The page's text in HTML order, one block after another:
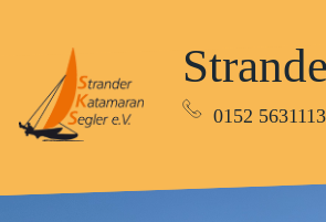
0152